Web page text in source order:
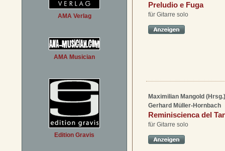
AMA Verlag
AMA Musician
Edition Gravis
Preludio e Fuga
für Gitarre solo
Maximilian Mangold (Hrsg.)
Gerhard Müller-Hornbach
Reminiscienca del
für Gitarre solo